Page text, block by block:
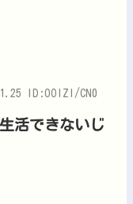
ID:OOlZI/CN0
活できないじ